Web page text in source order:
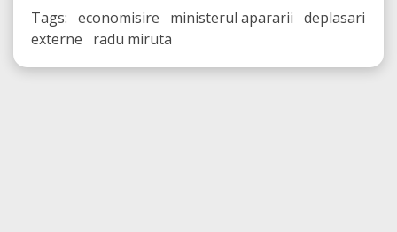
Tags: economisire ministerul apararii deplasari
externe radu miruta